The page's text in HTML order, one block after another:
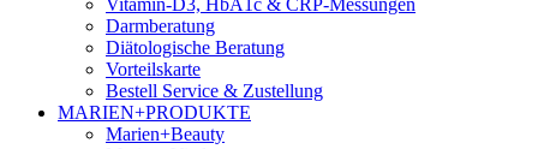
Vitamin-D3, HbA1c & CRP-Messungen
Darmberatung
Diätologische Beratung
Vorteilskarte
Bestell Service & Zustellung
MARIEN+PRODUKTE
Marien+Beauty